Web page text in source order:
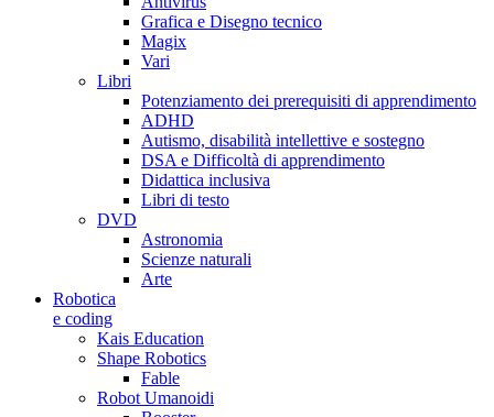
Grafica e Disegno tecnico
Magix
Vari
Libri
Potenziamento dei prerequisiti di apprendimento
ADHD
Autismo, disabilità intellettive e sostegno
DSA e Difficoltà di apprendimento
Didattica inclusiva
Libri di testo
DVD
Astronomia
Scienze naturali
Arte
Robotica
e coding
Kais Education
Shape Robotics
Fable
Robot Umanoidi